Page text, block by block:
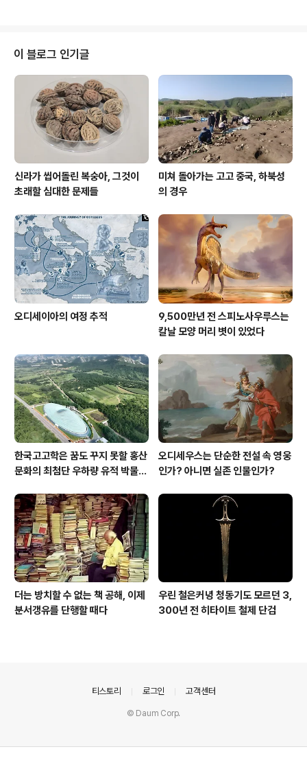
神仙。 一朝卧病無相識 三春行樂在誰邊？ 宛轉蛾
眉能幾時 須臾鶴髮亂如絲。 但看古來歌舞地 惟有
黃昏鳥雀悲。 이 시는 年年歲歲花相似 歲歲年年人
不同 이 구절 때문에 유명해진 시인데, 시 전체를 읽어보면
알겠지만 비단 저 구절만 절창이 아니다. 늙어갈 수록 시인
의 눈에는 봄이 더 눈부시다.
이 블로그 인기글
신라가 씹어돌린 복숭아, 그것이
초래할 심대한 문제들
미쳐 돌아가는 고고 중국, 하북성
의 경우
오디세이아의 여정 추적
9,500만년 전 스피노사우루스는
칼날 모양 머리 볏이 있었다
한국고고학은 꿈도 꾸지 못할 홍산
문화의 최첨단 우하량 유적 박물관
오디세우스는 단순한 전설 속 영웅
인가? 아니면 실존 인물인가?
더는 방치할 수 없는 책 공해, 이제
분서갱유를 단행할 때다
우린 철은커녕 청동기도 모르던 3,
300년 전 히타이트 철제 단검
티스토리 로그인 고객센터
© Daum Corp.